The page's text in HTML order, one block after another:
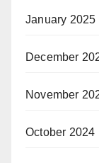
January 2025
December
November
October 2024